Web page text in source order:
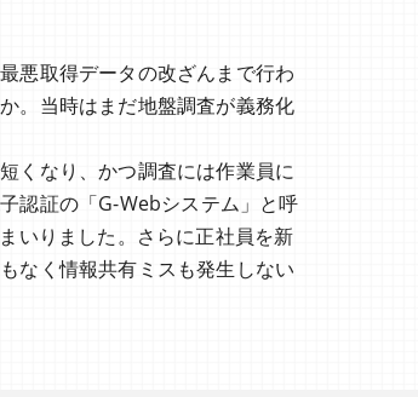
悪取得データの改ざんまで行わ
。当時はまだ地盤調査が義務化
くなり、かつ調査には作業員に
認証の「G-Webシステム」と呼
いりました。さらに正社員を新
なく情報共有ミスも発生しない